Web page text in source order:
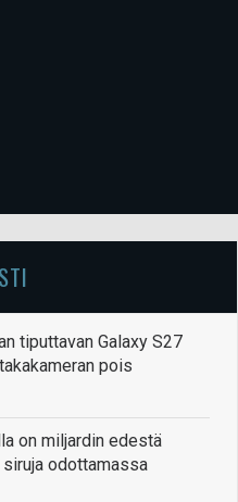
tiputtavan Galaxy S27
pois
on miljardin edestä
odottamassa